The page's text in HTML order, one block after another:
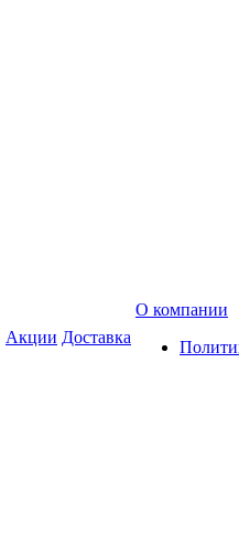
Акции Доставка
О компании